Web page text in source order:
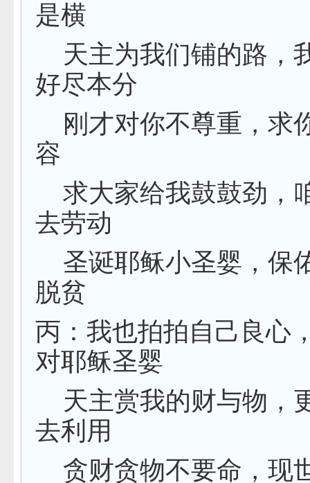
是横
天主为我们铺的路，
好尽本分
刚才对你不尊重，求
容
求大家给我鼓鼓劲，
去劳动
圣诞耶稣小圣婴，保
脱贫
丙：我也拍拍自己良心
对耶稣圣婴
天主赏我的财与物，
去利用
贪财贪物不要命，现